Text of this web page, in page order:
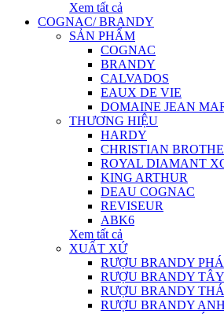
Xem tất cả
COGNAC/ BRANDY
SẢN PHẨM
COGNAC
BRANDY
CALVADOS
EAUX DE VIE
DOMAINE JEAN
THƯƠNG HIỆU
HARDY
CHRISTIAN
ROYAL DIAMANT
KING ARTHUR
DEAU COGNAC
REVISEUR
ABK6
Xem tất cả
XUẤT XỨ
RƯỢU BRANDY
RƯỢU BRANDY
RƯỢU BRANDY
RƯỢU BRANDY